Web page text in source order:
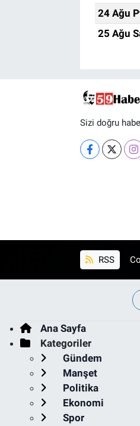
24 Ağu
25 Ağu
Sizi doğru
RSS
Ana Sayfa
Kategoriler
Gündem
Manşet
Politika
Ekonomi
Spor